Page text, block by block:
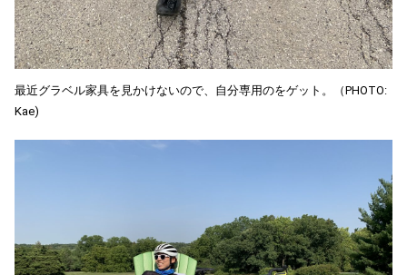
最近グラベル家具を見かけないので、自分専用のをゲット。（PHOTO:
Kae)